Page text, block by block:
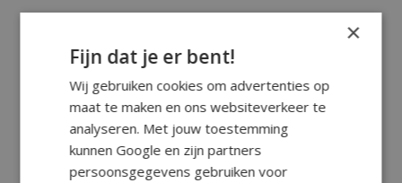
×
Fijn dat je er bent!
Wij gebruiken cookies om advertenties op
maat te maken en ons websiteverkeer te
analyseren. Met jouw toestemming
kunnen Google en zijn partners
persoonsgegevens gebruiken voor